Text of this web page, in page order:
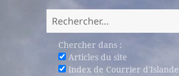
Rechercher :
Chercher dans :
Articles du site
Index de Courrier d'Islande